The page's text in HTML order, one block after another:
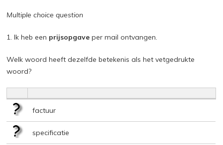
Multiple choice question
1. Ik heb een prijsopgave per mail ontvangen.
Welk woord heeft dezelfde betekenis als het vetgedrukte
woord?
factuur
specificatie